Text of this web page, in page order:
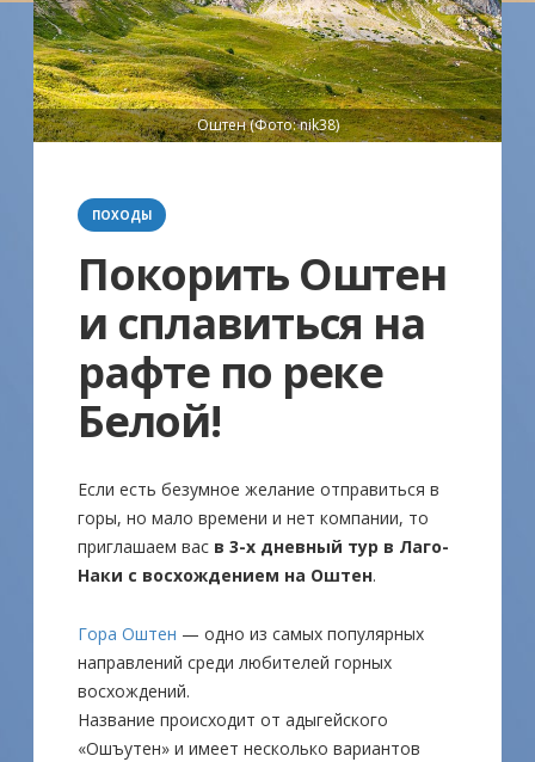
Оштен (Фото: nik38)
Категории
ПОХОДЫ
Покорить Оштен
и сплавиться на
рафте по реке
Белой!
Если есть безумное желание отправиться в
горы, но мало времени и нет компании, то
приглашаем вас в 3-х дневный тур в Лаго-
Наки с восхождением на Оштен.
Гора Оштен — одно из самых популярных
направлений среди любителей горных
восхождений.
Название происходит от адыгейского
«Ошъутен» и имеет несколько вариантов